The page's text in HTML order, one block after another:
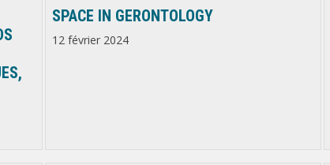
SPACE IN GERONTOLOGY
12 février 2024